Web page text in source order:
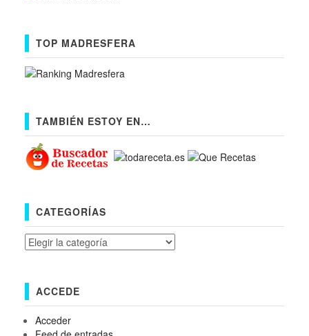
TOP MADRESFERA
TAMBIÉN ESTOY EN…
CATEGORÍAS
Categorías
ACCEDE
Acceder